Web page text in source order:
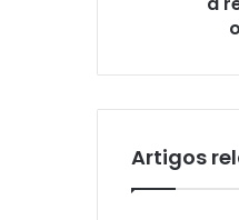
Artigos